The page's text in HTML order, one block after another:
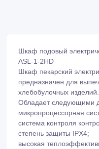
Шкаф подовый
ASL-1-2HD
Шкаф пекарский
предназначен для
хлебобулочных изделий.
Обладает следующими
микропроцессорная
система контроля
степень защиты IPX4;
высокая